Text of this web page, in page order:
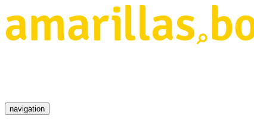
navigation